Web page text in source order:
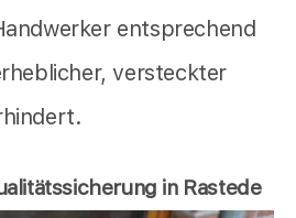
entsprechend
versteckter
in Rastede